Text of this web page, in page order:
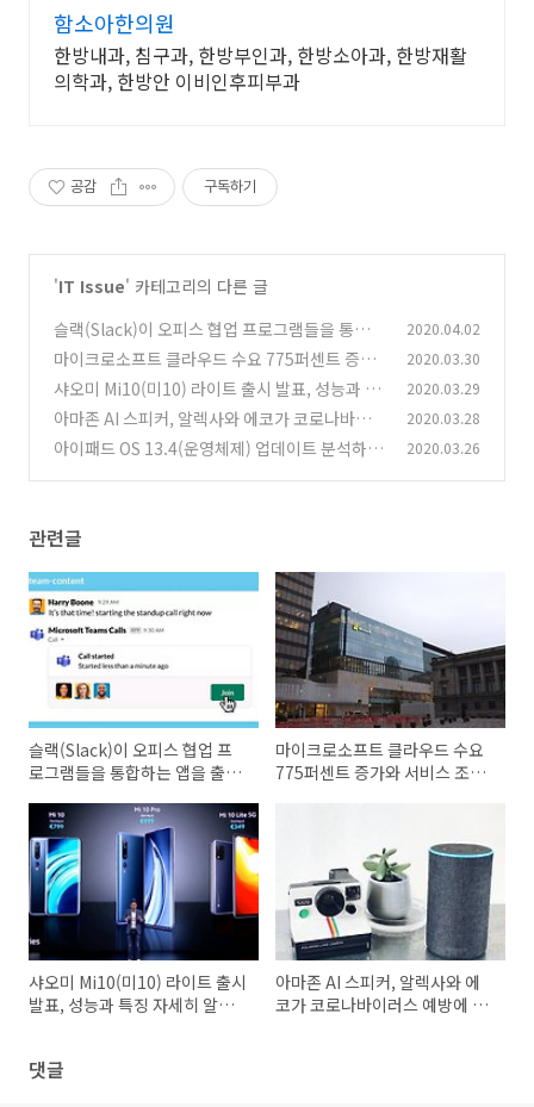
함소아한의원
한방내과, 침구과, 한방부인과, 한방소아과, 한방재활
의학과, 한방안 이비인후피부과
공감 구독하기
'IT Issue' 카테고리의 다른 글
슬랙(Slack)이 오피스 협업 프로그램들을 통합하
는 앱을 출시할 예정 (0)
2020.04.02
마이크로소프트 클라우드 수요 775퍼센트 증가
와 서비스 조정 대응 발표
(0)
2020.03.30
샤오미 Mi10(미10) 라이트 출시 발표, 성능과 특
징 자세히 알아보기 (0)
2020.03.29
아마존 AI 스피커, 알렉사와 에코가 코로나바이
러스 예방에 도움을 준다. (0)
2020.03.28
아이패드 OS 13.4(운영체제) 업데이트 분석하
2020.03.26
관련글
슬랙(Slack)이 오피스 협업 프
로그램들을 통합하는 앱을 출시
마이크로소프트 클라우드 수요
775퍼센트 증가와 서비스 조정
샤오미 Mi10(미10) 라이트 출시
발표, 성능과 특징 자세히 알아
아마존 AI 스피커, 알렉사와 에
코가 코로나바이러스 예방에 도
댓글